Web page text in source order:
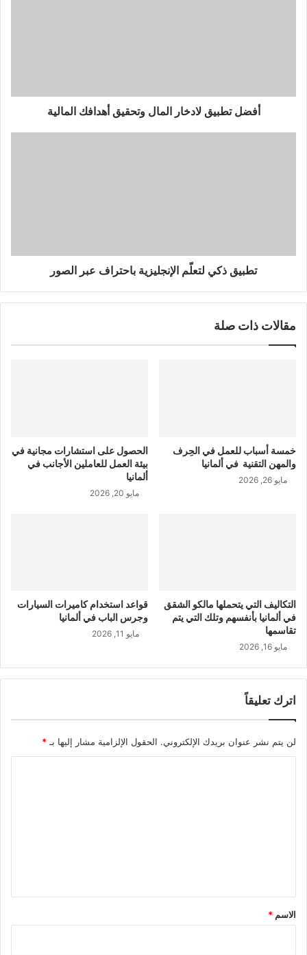
أفضل تطبيق لادخار المال وتحقيق أهدافك المالية
تطبيق ذكي لتعلّم الإنجليزية باحتراف عبر الصور
مقالات ذات صلة
خمسة أسباب للعمل في الحِرف
والمهن التقنية في ألمانيا
مايو 26, 2026
الحصول على استشارات مجانية في
بيئة العمل للعاملين الأجانب في
ألمانيا
مايو 20, 2026
التكاليف التي يتحملها مالكو الشقق
في ألمانيا بأنفسهم وتلك التي يتم
تقاسمها
مايو 16, 2026
قواعد استخدام كاميرات السيارات
وجرس الباب في ألمانيا
مايو 11, 2026
اترك تعليقاً
لن يتم نشر عنوان بريدك الإلكتروني. الحقول الإلزامية مشار إليها بـ*
*
الاسم *